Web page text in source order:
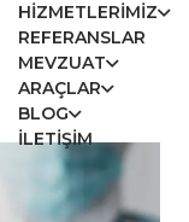
HIZMETLERIMIZ
REFERANSLAR
MEVZUAT
ARAÇLAR
BLOG
İLETIŞIM